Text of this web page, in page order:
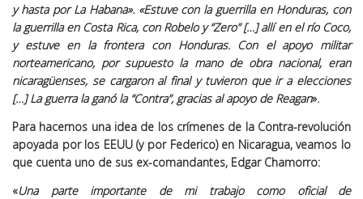
y hasta por La Habana». «Estuve con la guerrilla en Honduras, con
la guerrilla en Costa Rica, con Robelo y “Zero” […] allí en el río Coco,
y estuve en la frontera con Honduras. Con el apoyo militar
norteamericano, por supuesto la mano de obra nacional, eran
nicaragüenses, se cargaron al final y tuvieron que ir a elecciones
[…] La guerra la ganó la “Contra”, gracias al apoyo de Reagan».
Para hacernos una idea de los crímenes de la Contra-revolución
apoyada por los EEUU (y por Federico) en Nicaragua, veamos lo
que cuenta uno de sus ex-comandantes, Edgar Chamorro:
«Una parte importante de mi trabajo como oficial de